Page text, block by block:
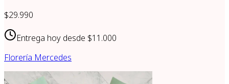
$29.990
Entrega hoy desde $11.000
Florería Mercedes